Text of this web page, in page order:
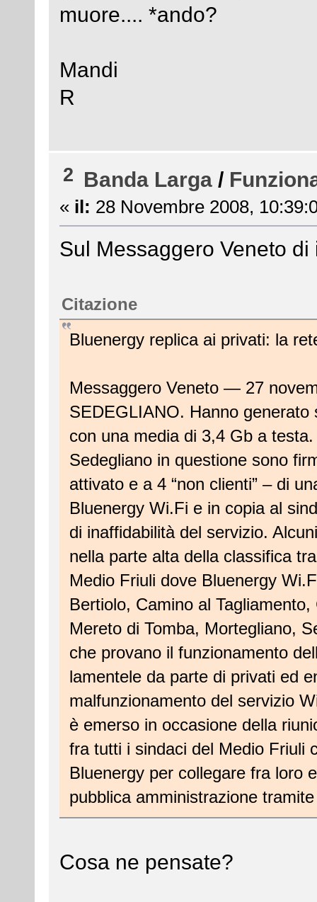
muore.... *ando?
Mandi
R
2 Banda Larga /
« il: 28 Novembre 2008,
Sul Messaggero Veneto di
Citazione
Bluenergy replica ai privati: la
Messaggero Veneto — 27
SEDEGLIANO. Hanno
con una media di 3,4 Gb a
Sedegliano in questione sono
attivato e a 4 “non clienti” – di
Bluenergy Wi.Fi e in copia al
di inaffidabilità del servizio.
nella parte alta della classifica
Medio Friuli dove Bluenergy
Bertiolo, Camino al
Mereto di Tomba, Mortegliano,
che provano il funzionamento
lamentele da parte di privati ed
malfunzionamento del servizio
è emerso in occasione della
fra tutti i sindaci del Medio Friuli
Bluenergy per collegare fra loro
pubblica amministrazione
Cosa ne pensate?